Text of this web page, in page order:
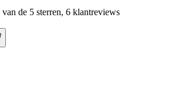
de 5 sterren, 6 klantreviews